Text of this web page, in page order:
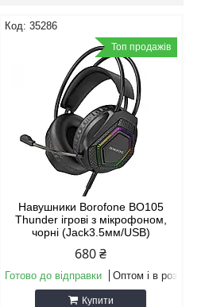
35286
Топ продажів
Навушники Borofone BO105
Thunder ігрові з мікрофоном,
чорні (Jack3.5мм/USB)
680 ₴
Готово до відправки Оптом і в роздріб
Купити